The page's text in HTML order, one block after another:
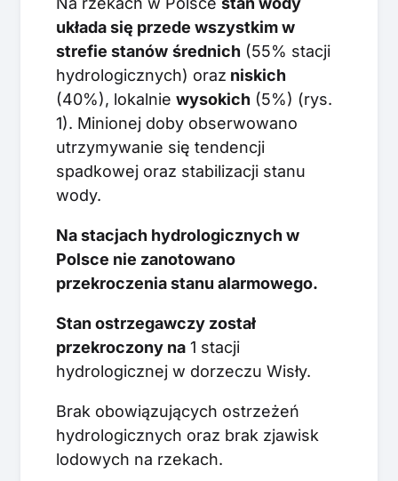
układa się przede wszystkim w
strefie stanów średnich (55% stacji
hydrologicznych) oraz niskich
(40%), lokalnie wysokich (5%) (rys.
1). Minionej doby obserwowano
utrzymywanie się tendencji
spadkowej oraz stabilizacji stanu
wody.
Na stacjach hydrologicznych w
Polsce nie zanotowano
przekroczenia stanu alarmowego.
Stan ostrzegawczy został
przekroczony na 1 stacji
hydrologicznej w dorzeczu Wisły.
Brak obowiązujących ostrzeżeń
hydrologicznych oraz brak zjawisk
lodowych na rzekach.